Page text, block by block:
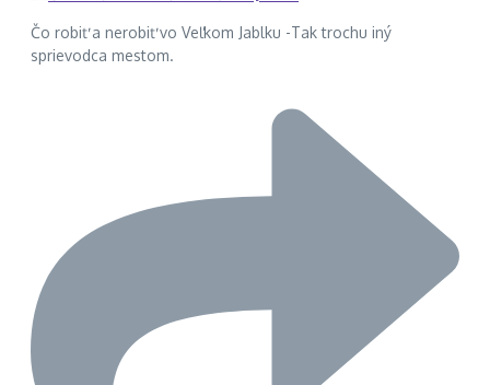
Čo robiť a nerobiť vo Veľkom Jablku -Tak trochu iný
sprievodca mestom.